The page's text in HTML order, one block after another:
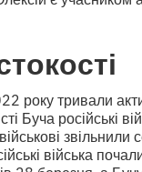
року тривали
Буча російські
війська